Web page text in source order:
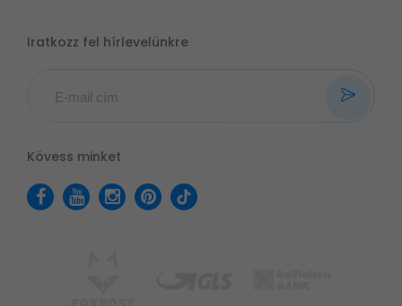
Iratkozz fel hírlevelünkre
Kövess minket